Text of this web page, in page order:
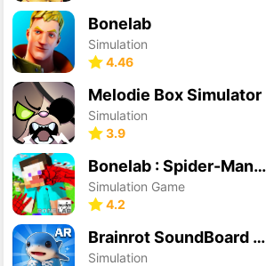
Bonelab
Simulation
4.46
Melodie Box Simulator
Simulation
3.9
Bonelab : Spider-Man VS Minecraft
Simulation Game
4.2
Brainrot SoundBoard AR
Simulation